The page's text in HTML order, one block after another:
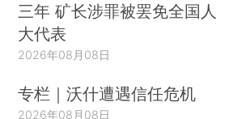
三年 矿长涉罪被罢免全国人
大代表
2026年08月08日
专栏｜沃什遭遇信任危机
2026年08月08日